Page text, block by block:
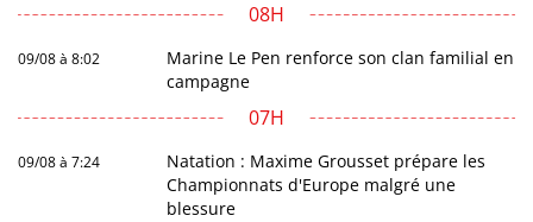
08H
09/08 à 8:02
Marine Le Pen renforce son clan familial en
campagne
07H
09/08 à 7:24
Natation : Maxime Grousset prépare les
Championnats d'Europe malgré une
blessure